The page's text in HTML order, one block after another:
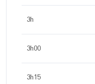
3h
3h00
3h15